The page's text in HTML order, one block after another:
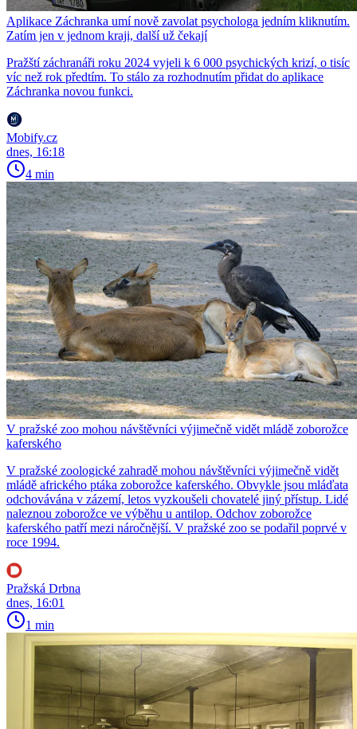
Aplikace Záchranka umí nově zavolat psychologa jedním kliknutím.
Zatím jen v jednom kraji, další už čekají
Pražští záchranáři roku 2024 vyjeli k 6 000 psychických krizí, o tisíc
víc než rok předtím. To stálo za rozhodnutím přidat do aplikace
Záchranka novou funkci.
Mobify.cz
dnes, 16:18
4 min
V pražské zoo mohou návštěvníci výjimečně vidět mládě zoborožce
kaferského
V pražské zoologické zahradě mohou návštěvníci výjimečně vidět
mládě afrického ptáka zoborožce kaferského. Obvykle jsou mláďata
odchovávána v zázemí, letos vyzkoušeli chovatelé jiný přístup. Lidé
naleznou zoborožce ve výběhu u antilop. Odchov zoborožce
kaferského patří mezi náročnější. V pražské zoo se podařil poprvé v
roce 1994.
Pražská Drbna
dnes, 16:01
1 min